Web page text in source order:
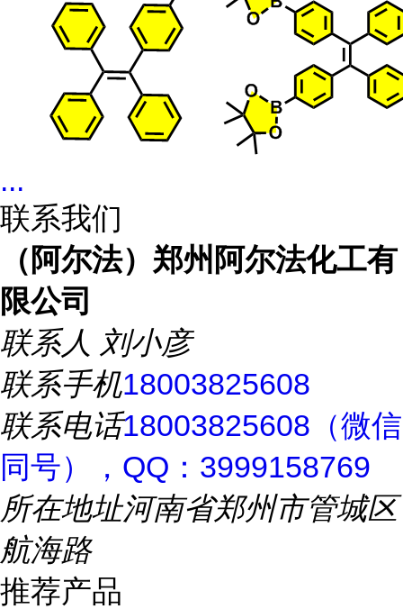
...
联系我们
（阿尔法）郑州阿尔法化工有
限公司
联系人 刘小彦
联系手机18003825608
联系电话18003825608（微信
同号），QQ：3999158769
所在地址河南省郑州市管城区
航海路
推荐产品